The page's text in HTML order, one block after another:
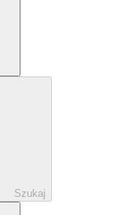
Szukaj